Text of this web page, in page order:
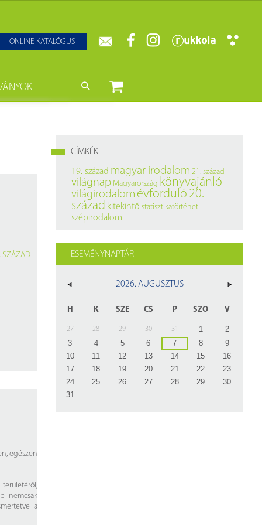
ONLINE KATALÓGUS
SZÁZAD
egészen
területéről,
nemcsak
a
CÍMKÉK
19. század magyar irodalom 21. század
világnap Magyarország könyvajánló
világirodalom évforduló 20.
század kitekintő statisztikatörténet
szépirodalom
ESEMÉNYNAPTÁR
2026. AUGUSZTUS
H K SZE CS P SZO V
27 28 29 30 31 1
2
3
4 5 6 7 8
9
10
11 12 13 14 15
16
17
18 19 20 21 22
23
24
25 26 27 28 29
30
31